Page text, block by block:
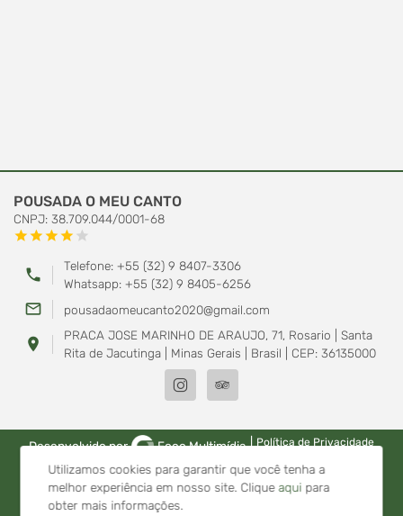
Utilizamos cookies para garantir que você tenha a
melhor experiência em nosso site. Cliqueaqui para
obter mais informações.
POUSADA O MEU CANTO
CNPJ: 38.709.044/0001-68
starstarstarstar star
phone
Telefone: +55 (32) 9 8407-3306
Whatsapp: +55 (32) 9 8405-6256
mail_outline pousadaomeucanto2020@gmail.com
location_on
PRACA JOSE MARINHO DE ARAUJO, 71, Rosario | Santa
Rita de Jacutinga | Minas Gerais | Brasil | CEP: 36135000
Desenvolvido por Foco Multimídia | Política de Privacidade